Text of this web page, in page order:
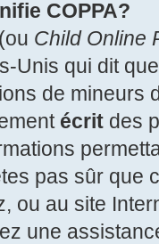
COPPA?
Child Online
Unis qui dit
de mineurs
écrit des
pas sûr que
ou au site
une